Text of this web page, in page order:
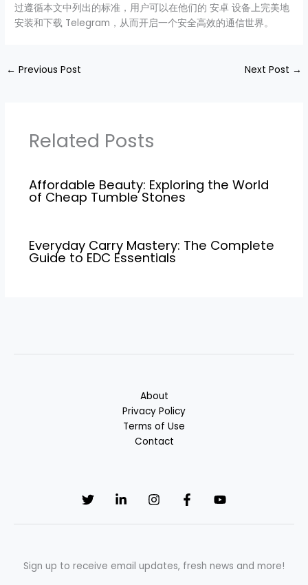
过遵循本文中列出的标准，用户可以在他们的 安卓 设备上完美地
安装和下载 Telegram，从而开启一个安全高效的通信世界。
← Previous Post Next Post →
Related Posts
Affordable Beauty: Exploring the World
of Cheap Tumble Stones
Everyday Carry Mastery: The Complete
Guide to EDC Essentials
About
Privacy Policy
Terms of Use
Contact
Sign up to receive email updates, fresh news and more!